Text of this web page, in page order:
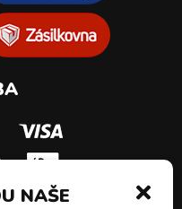
NAŠE